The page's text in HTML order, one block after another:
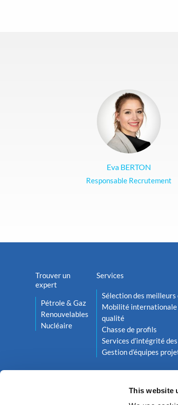
This website
Eva BERTON
Responsable Recrutement
Trouver un
expert
Pétrole & Gaz
Renouvelables
Nucléaire
Services
Sélection des
Mobilité internationale
qualité
Chasse de profils
Services d’intégrité
Gestion d’équipes